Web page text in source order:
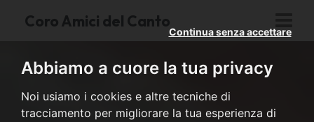
Abbiamo a cuore la tua privacy
Noi usiamo i cookies e altre tecniche di
tracciamento per migliorare la tua esperienza di
Continua senza accettare
Coro Amici del Canto